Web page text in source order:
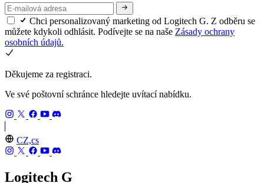
Chci personalizovaný marketing od Logitech G. Z odběru se
můžete kdykoli odhlásit. Podívejte se na naše Zásady ochrany
osobních údajů.
Děkujeme za registraci.
Ve své poštovní schránce hledejte uvítací nabídku.
CZ,cs
Logitech G